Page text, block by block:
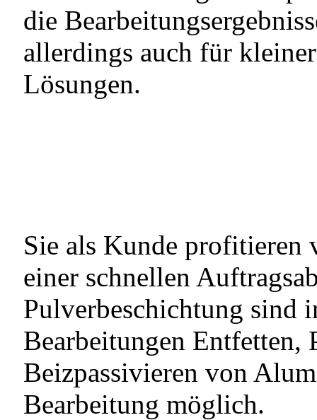
die
allerdings auch für
Lösungen.
Sie als Kunde profitieren
einer schnellen
Pulverbeschichtung sind
Bearbeitungen Entfetten,
Beizpassivieren von
Bearbeitung möglich.